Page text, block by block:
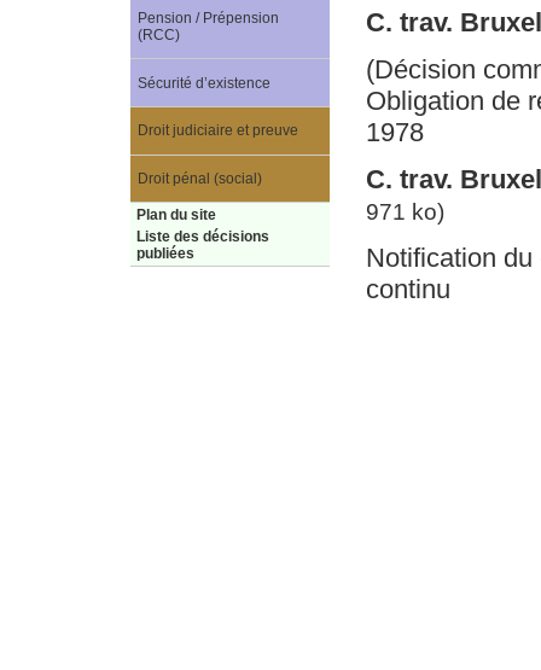
C. trav.
(Décision
Obligation de
1978
C. trav.
971 ko)
Notification
continu
Pension / Prépension
(RCC)
Sécurité d’existence
Droit judiciaire et preuve
Droit pénal (social)
Plan du site
Liste des décisions
publiées